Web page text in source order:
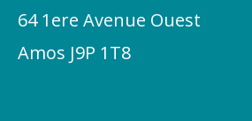
-
64 1ere Avenue Ouest
Amos J9P 1T8